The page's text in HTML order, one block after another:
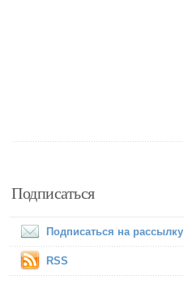
Подписаться
Подписаться на рассылку
RSS